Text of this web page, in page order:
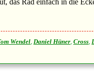
das Rad einfach in die
Wendel, Daniel Hüner, Cross,